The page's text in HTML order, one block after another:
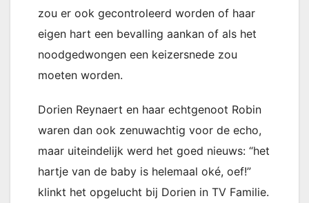
zou er ook gecontroleerd worden of haar
eigen hart een bevalling aankan of als het
noodgedwongen een keizersnede zou
moeten worden.
Dorien Reynaert en haar echtgenoot Robin
waren dan ook zenuwachtig voor de echo,
maar uiteindelijk werd het goed nieuws: “het
hartje van de baby is helemaal oké, oef!”
klinkt het opgelucht bij Dorien in TV Familie.